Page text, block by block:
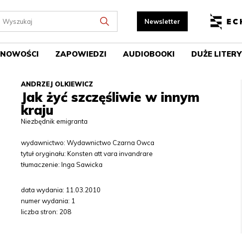
NOWOŚCI ZAPOWIEDZI AUDIOBOOKI DUŻE LITERY
ANDRZEJ OLKIEWICZ
Jak żyć szczęśliwie w innym
kraju
Niezbędnik emigranta
wydawnictwo: Wydawnictwo Czarna Owca
tytuł oryginału: Konsten att vara invandrare
tłumaczenie: Inga Sawicka
data wydania: 11.03.2010
numer wydania: 1
liczba stron: 208